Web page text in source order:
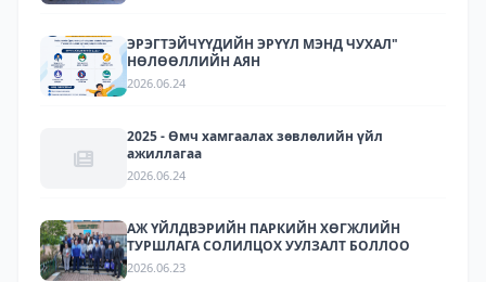
ЭРЭГТЭЙЧҮҮДИЙН ЭРҮҮЛ МЭНД ЧУХАЛ"
НӨЛӨӨЛЛИЙН АЯН
2026.06.24
2025 - Өмч хамгаалах зөвлөлийн үйл
ажиллагаа
2026.06.24
АЖ ҮЙЛДВЭРИЙН ПАРКИЙН ХӨГЖЛИЙН
ТУРШЛАГА СОЛИЛЦОХ УУЛЗАЛТ БОЛЛОО
2026.06.23